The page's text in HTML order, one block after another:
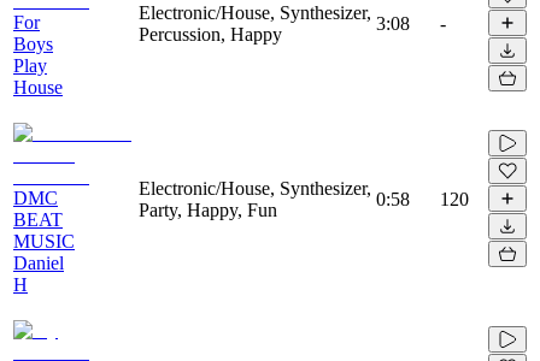
For
Boys
Play
House
Electronic/House, Synthesizer,
Percussion, Happy
3:08 -
DMC
BEAT
MUSIC
Daniel
H
Electronic/House, Synthesizer,
Party, Happy, Fun
0:58 120